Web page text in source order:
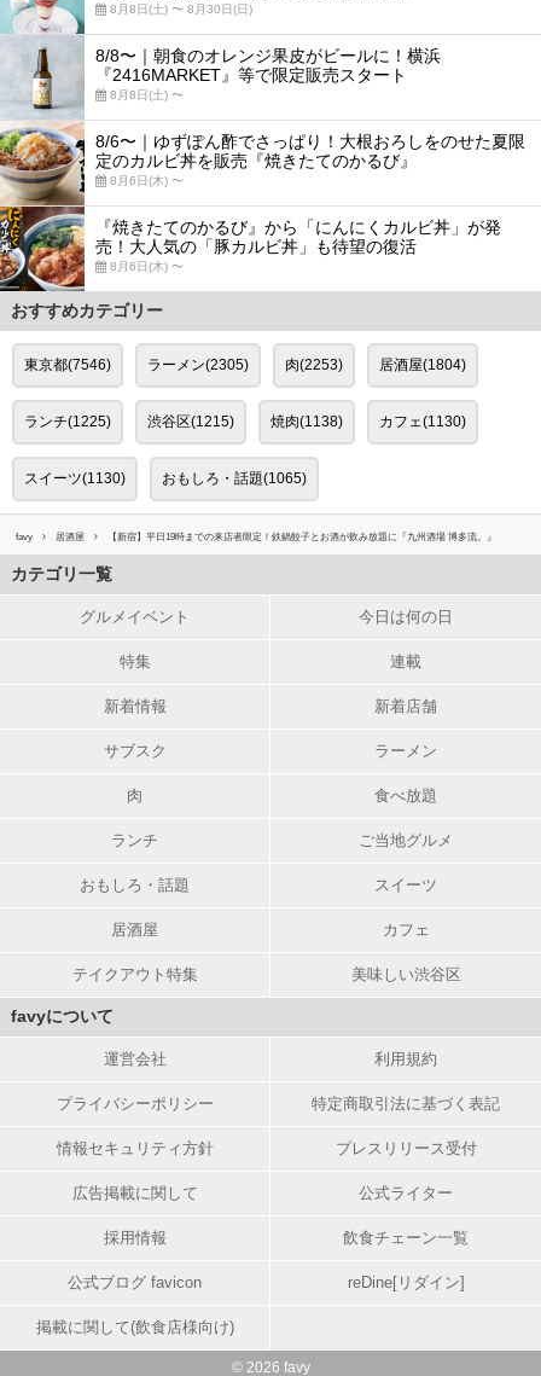
8月8日(土) 〜 8月30日(日)
8/8〜｜朝食のオレンジ果皮がビールに！横浜
『2416MARKET』等で限定販売スタート
8月8日(土) 〜
8/6〜｜ゆずぽん酢でさっぱり！大根おろしをのせた夏限
定のカルビ丼を販売『焼きたてのかるび』
8月6日(木) 〜
『焼きたてのかるび』から「にんにくカルビ丼」が発
売！大人気の「豚カルビ丼」も待望の復活
8月6日(木) 〜
おすすめカテゴリー
東京都(7546) ラーメン(2305) 肉(2253) 居酒屋(1804)
ランチ(1225) 渋谷区(1215) 焼肉(1138) カフェ(1130)
スイーツ(1130) おもしろ・話題(1065)
favy 居酒屋 【新宿】平日19時までの来店者限定！鉄鍋餃子とお酒が飲み放題に『九州酒場 博多流。』
カテゴリ一覧
グルメイベント 今日は何の日
特集 連載
新着情報 新着店舗
サブスク ラーメン
肉 食べ放題
ランチ ご当地グルメ
おもしろ・話題 スイーツ
居酒屋 カフェ
テイクアウト特集 美味しい渋谷区
favyについて
運営会社 利用規約
プライバシーポリシー 特定商取引法に基づく表記
情報セキュリティ方針 プレスリリース受付
広告掲載に関して 公式ライター
採用情報 飲食チェーン一覧
公式ブログ favicon reDine[リダイン]
掲載に関して(飲食店様向け)
© 2026 favy